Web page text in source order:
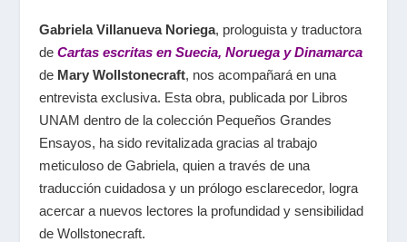
Gabriela Villanueva Noriega, prologuista y traductora
de Cartas escritas en Suecia, Noruega y Dinamarca
de Mary Wollstonecraft, nos acompañará en una
entrevista exclusiva. Esta obra, publicada por Libros
UNAM dentro de la colección Pequeños Grandes
Ensayos, ha sido revitalizada gracias al trabajo
meticuloso de Gabriela, quien a través de una
traducción cuidadosa y un prólogo esclarecedor, logra
acercar a nuevos lectores la profundidad y sensibilidad
de Wollstonecraft.